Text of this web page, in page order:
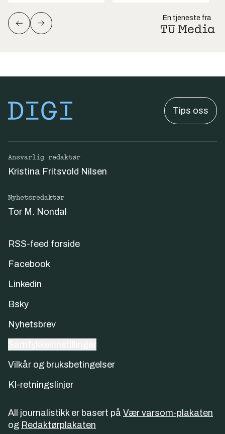
En tjeneste fra
Tips oss
Ansvarlig redaktør
Kristina Fritsvold Nilsen
Nyhetsredaktør
Tor M. Nondal
RSS-feed forside
Facebook
Linkedin
Bsky
Nyhetsbrev
Vilkår og bruksbetingelser
KI-retningslinjer
All journalistikk er basert på Vær varsom-plakaten
og Redaktørplakaten